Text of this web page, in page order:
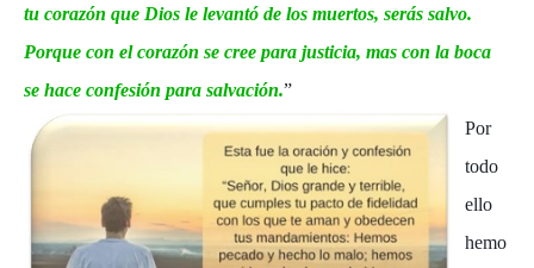
tu corazón que Dios le levantó de los muertos, serás salvo.
Porque con el corazón se cree para justicia, mas con la boca
se hace confesión para salvación.”
Por
todo
ello
hemo